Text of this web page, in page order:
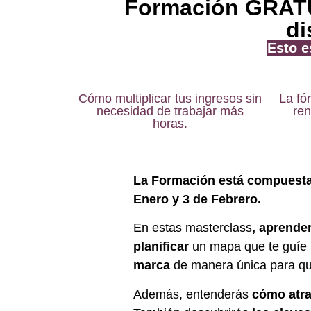
Formación
Esto
Cómo multiplicar tus ingresos sin
necesidad de trabajar más
horas.
La
La Formación está
Enero y 3 de Febrero.
En estas masterclass,
planificar un mapa que te
marca de manera única para
Además, entenderás cómo